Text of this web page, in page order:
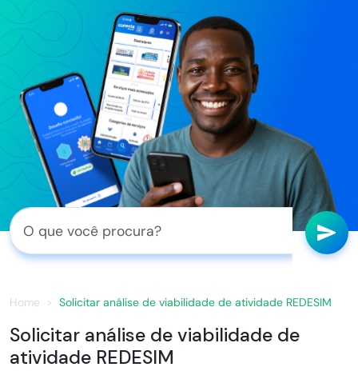
Home Solicitar análise de viabilidade de atividade REDESIM
Solicitar análise de viabilidade de
atividade REDESIM